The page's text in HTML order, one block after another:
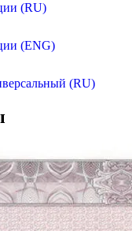
(RU)
(ENG)
(RU)